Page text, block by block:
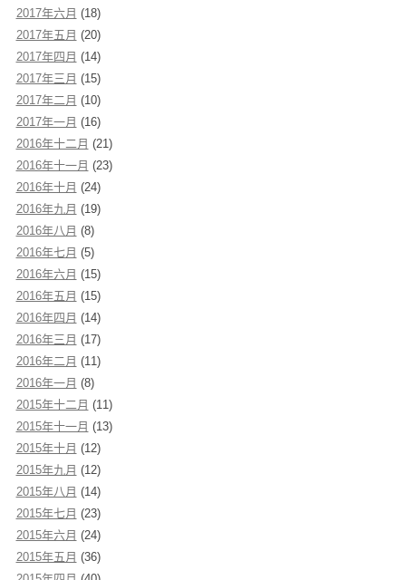
2017年六月 (18)
2017年五月 (20)
2017年四月 (14)
2017年三月 (15)
2017年二月 (10)
2017年一月 (16)
2016年十二月 (21)
2016年十一月 (23)
2016年十月 (24)
2016年九月 (19)
2016年八月 (8)
2016年七月 (5)
2016年六月 (15)
2016年五月 (15)
2016年四月 (14)
2016年三月 (17)
2016年二月 (11)
2016年一月 (8)
2015年十二月 (11)
2015年十一月 (13)
2015年十月 (12)
2015年九月 (12)
2015年八月 (14)
2015年七月 (23)
2015年六月 (24)
2015年五月 (36)